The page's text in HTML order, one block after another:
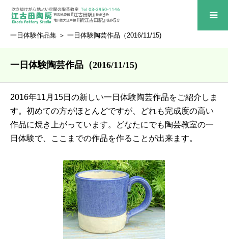
一日体験作品集 ＞ 一日体験陶芸作品（2016/11/15)
一日体験陶芸作品（2016/11/15)
2016年11月15日の新しい一日体験陶芸作品をご紹介しま
す。初めての方がほとんどですが、どれも完成度の高い
作品に焼き上がっています。どなたにでも陶芸教室の一
日体験で、ここまでの作品を作ることが出来ます。